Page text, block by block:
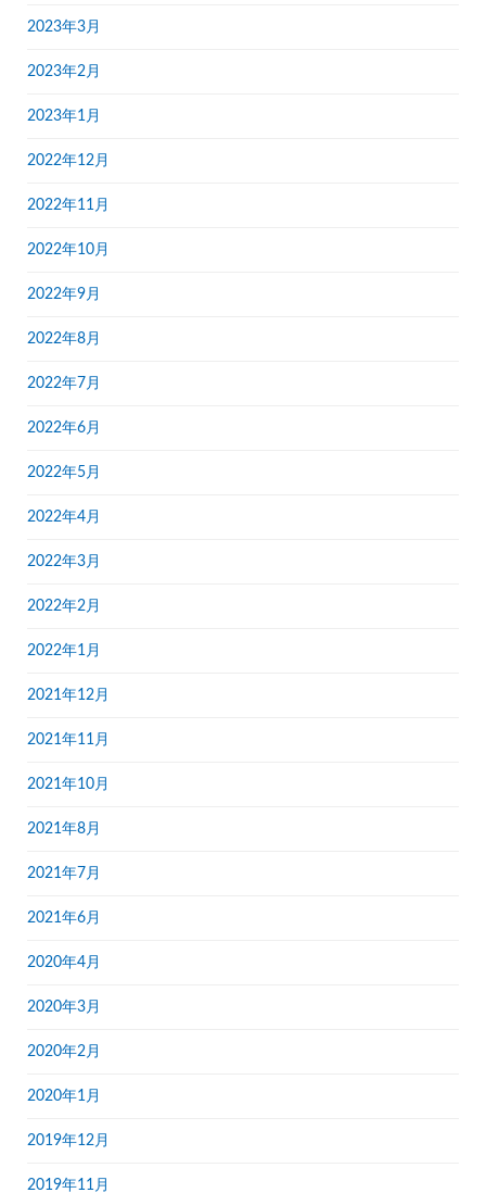
2023年3月
2023年2月
2023年1月
2022年12月
2022年11月
2022年10月
2022年9月
2022年8月
2022年7月
2022年6月
2022年5月
2022年4月
2022年3月
2022年2月
2022年1月
2021年12月
2021年11月
2021年10月
2021年8月
2021年7月
2021年6月
2020年4月
2020年3月
2020年2月
2020年1月
2019年12月
2019年11月